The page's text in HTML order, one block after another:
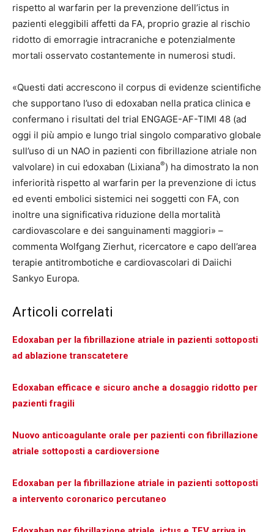
rispetto al warfarin per la prevenzione dell’ictus in
pazienti eleggibili affetti da FA, proprio grazie al rischio
ridotto di emorragie intracraniche e potenzialmente
mortali osservato costantemente in numerosi studi.
«Questi dati accrescono il corpus di evidenze scientifiche
che supportano l’uso di edoxaban nella pratica clinica e
confermano i risultati del trial ENGAGE-AF-TIMI 48 (ad
oggi il più ampio e lungo trial singolo comparativo globale
sull’uso di un NAO in pazienti con fibrillazione atriale non
valvolare) in cui edoxaban (Lixiana®) ha dimostrato la non
inferiorità rispetto al warfarin per la prevenzione di ictus
ed eventi embolici sistemici nei soggetti con FA, con
inoltre una significativa riduzione della mortalità
cardiovascolare e dei sanguinamenti maggiori» –
commenta Wolfgang Zierhut, ricercatore e capo dell’area
terapie antitrombotiche e cardiovascolari di Daiichi
Sankyo Europa.
Articoli correlati
Edoxaban per la fibrillazione atriale in pazienti sottoposti
ad ablazione transcatetere
Edoxaban efficace e sicuro anche a dosaggio ridotto per
pazienti fragili
Nuovo anticoagulante orale per pazienti con fibrillazione
atriale sottoposti a cardioversione
Edoxaban per la fibrillazione atriale in pazienti sottoposti
a intervento coronarico percutaneo